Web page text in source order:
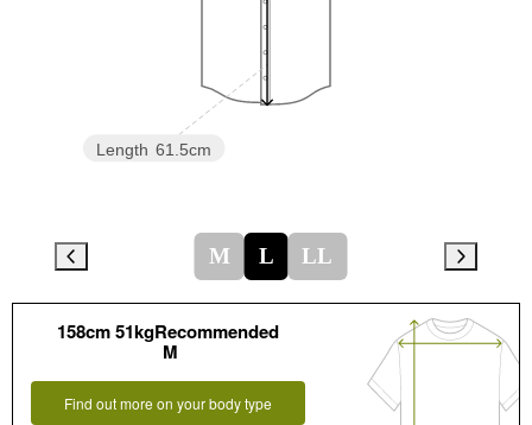
Length 61.5cm
M L LL
158cm 51kgRecommended
M
Find out more on your body type